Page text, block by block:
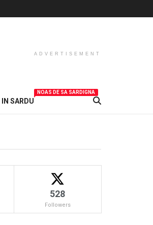
ADVERTISEMENT
IN SARDU
NOAS DE SA SARDIGNA
528
Followers